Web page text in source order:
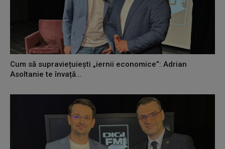
Cum să supraviețuiești „iernii economice”: Adrian
Asoltanie te învață...